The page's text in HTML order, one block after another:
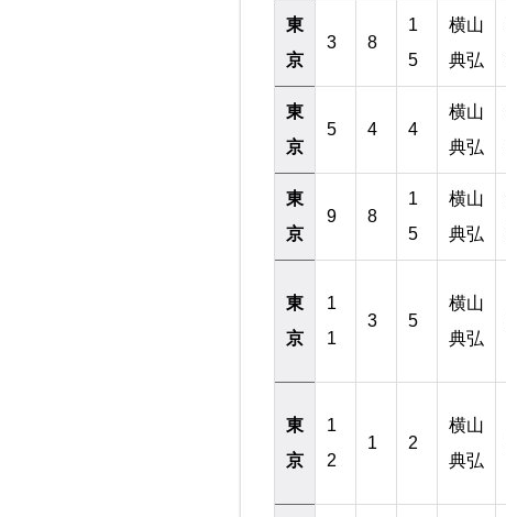
東
京
3 8
1
5
横山
典弘
東
京
5 4 4
横山
典弘
東
京
9 8
1
5
横山
典弘
東
京
1
1
3 5
横山
典弘
東
京
1
2
1 2
横山
典弘